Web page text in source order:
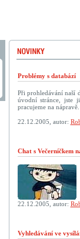
Problémy s databází
Při prohledávání naší
úvodní stránce, jste
pracujeme na
22.12.2005, autor:
Chat s Večerníčkem
22.12.2005, autor:
Vyhledávání ve